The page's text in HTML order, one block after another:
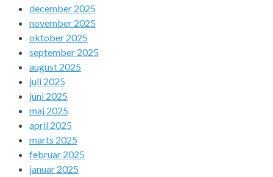
december 2025
november 2025
oktober 2025
september 2025
august 2025
juli 2025
juni 2025
maj 2025
april 2025
marts 2025
februar 2025
januar 2025